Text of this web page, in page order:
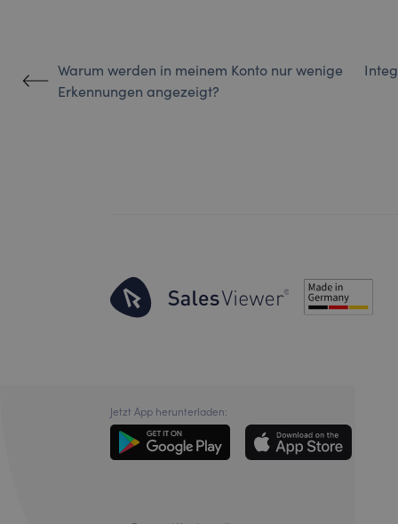
Warum werden in meinem Konto nur wenige
Erkennungen angezeigt?
Jetzt App herunterladen: